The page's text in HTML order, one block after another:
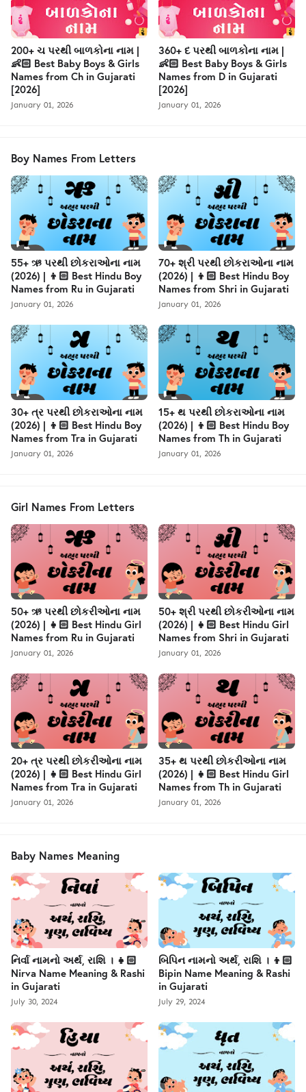
200+ ચ પરથી બાળકોના નામ |
👶🏻 Best Baby Boys & Girls
Names from Ch in Gujarati
[2026]
January 01, 2026
360+ દ પરથી બાળકોના નામ |
👶🏻 Best Baby Boys & Girls
Names from D in Gujarati
[2026]
January 01, 2026
Boy Names From Letters
55+ ઋ પરથી છોકરાઓના નામ
(2026) | 👦🏻 Best Hindu Boy
Names from Ru in Gujarati
January 01, 2026
70+ શ્રી પરથી છોકરાઓના નામ
(2026) | 👦🏻 Best Hindu Boy
Names from Shri in Gujarati
January 01, 2026
30+ ત્ર પરથી છોકરાઓના નામ
(2026) | 👦🏻 Best Hindu Boy
Names from Tra in Gujarati
January 01, 2026
15+ થ પરથી છોકરાઓના નામ
(2026) | 👦🏻 Best Hindu Boy
Names from Th in Gujarati
January 01, 2026
Girl Names From Letters
50+ ઋ પરથી છોકરીઓના નામ
(2026) | 👧🏻 Best Hindu Girl
Names from Ru in Gujarati
January 01, 2026
50+ શ્રી પરથી છોકરીઓના નામ
(2026) | 👧🏻 Best Hindu Girl
Names from Shri in Gujarati
January 01, 2026
20+ ત્ર પરથી છોકરીઓના નામ
(2026) | 👧🏻 Best Hindu Girl
Names from Tra in Gujarati
January 01, 2026
35+ થ પરથી છોકરીઓના નામ
(2026) | 👧🏻 Best Hindu Girl
Names from Th in Gujarati
January 01, 2026
Baby Names Meaning
નિર્વા નામનો અર્થ, રાશિ । 👧🏻
Nirva Name Meaning & Rashi
in Gujarati
July 30, 2024
બિપિન નામનો અર્થ, રાશિ । 👦🏻
Bipin Name Meaning & Rashi
in Gujarati
July 29, 2024